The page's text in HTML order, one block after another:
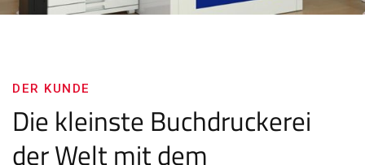
DER KUNDE
Die kleinste Buchdruckerei